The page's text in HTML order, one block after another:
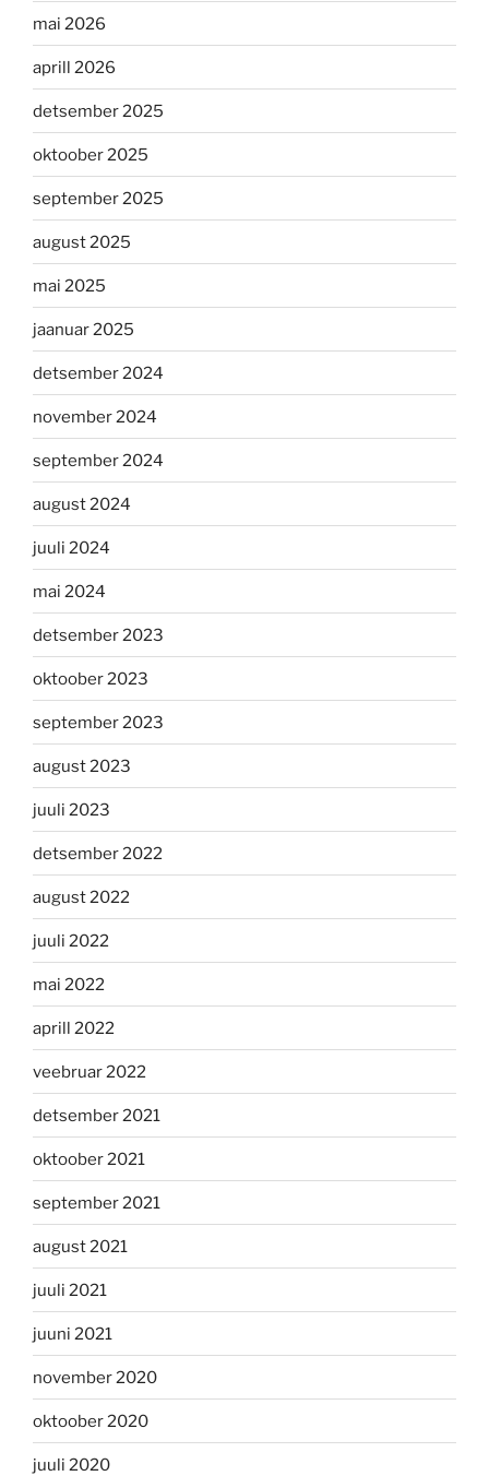
mai 2026
aprill 2026
detsember 2025
oktoober 2025
september 2025
august 2025
mai 2025
jaanuar 2025
detsember 2024
november 2024
september 2024
august 2024
juuli 2024
mai 2024
detsember 2023
oktoober 2023
september 2023
august 2023
juuli 2023
detsember 2022
august 2022
juuli 2022
mai 2022
aprill 2022
veebruar 2022
detsember 2021
oktoober 2021
september 2021
august 2021
juuli 2021
juuni 2021
november 2020
oktoober 2020
juuli 2020